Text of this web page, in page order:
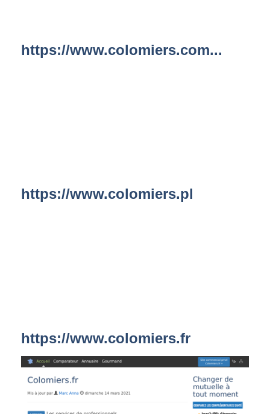
https://www.colomiers.com...
https://www.colomiers.pl
https://www.colomiers.fr